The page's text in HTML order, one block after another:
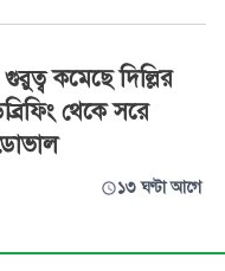
কমেছে দিল্লির
থেকে সরে
১৩ ঘণ্টা আগে